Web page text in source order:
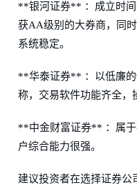
**银河证券** ：成立时
获AA级别的大券商，同
系统稳定。
**华泰证券** ：以低廉
称，交易软件功能齐全，
**中金财富证券** ：属
户综合能力很强。
建议投资者在选择证券公